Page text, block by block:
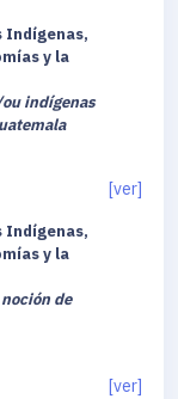
Indígenas,
y la
indígenas
[ver]
Indígenas,
y la
de
[ver]